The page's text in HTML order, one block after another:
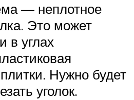
— неплотное
Это может
в углах
Нужно будет
уголок.